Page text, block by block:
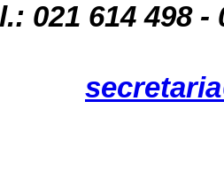
021 614 498